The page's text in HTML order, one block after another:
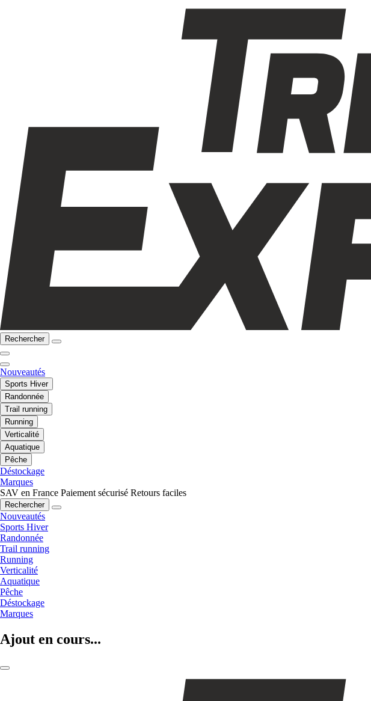
Rechercher
Nouveautés
Sports Hiver
Randonnée
Trail running
Running
Verticalité
Aquatique
Pêche
Déstockage
Marques
SAV en France Paiement sécurisé Retours faciles
Rechercher
Nouveautés
Sports Hiver
Randonnée
Trail running
Running
Verticalité
Aquatique
Pêche
Déstockage
Marques
Ajout en cours...